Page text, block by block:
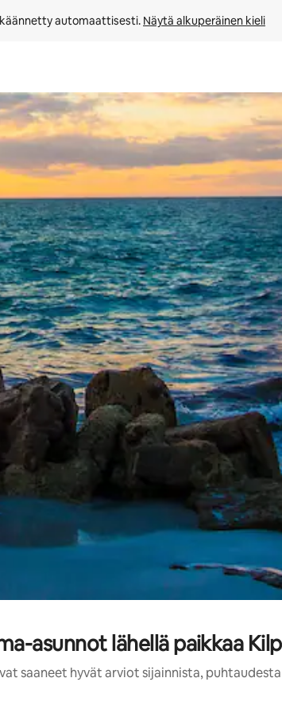
automaattisesti. Näytä alkuperäinen kieli
koskettamalla tai pyyhkäisemällä.
asunnot lähellä paikkaa
saaneet hyvät arviot sijainnista,